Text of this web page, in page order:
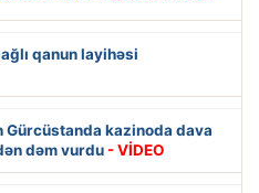
qanun layihəsi
kazinoda dava
dəm vurdu - VİDEO